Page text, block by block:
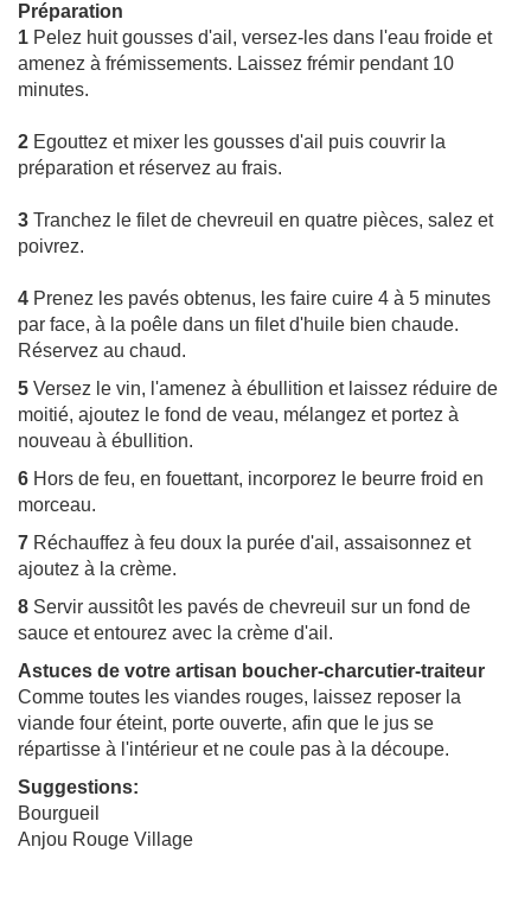
Préparation
1 Pelez huit gousses d'ail, versez-les dans l'eau froide et
amenez à frémissements. Laissez frémir pendant 10
minutes.
2 Egouttez et mixer les gousses d'ail puis couvrir la
préparation et réservez au frais.
3 Tranchez le filet de chevreuil en quatre pièces, salez et
poivrez.
4 Prenez les pavés obtenus, les faire cuire 4 à 5 minutes
par face, à la poêle dans un filet d'huile bien chaude.
Réservez au chaud.
5 Versez le vin, l'amenez à ébullition et laissez réduire de
moitié, ajoutez le fond de veau, mélangez et portez à
nouveau à ébullition.
6 Hors de feu, en fouettant, incorporez le beurre froid en
morceau.
7 Réchauffez à feu doux la purée d'ail, assaisonnez et
ajoutez à la crème.
8 Servir aussitôt les pavés de chevreuil sur un fond de
sauce et entourez avec la crème d'ail.
Astuces de votre artisan boucher-charcutier-traiteur
Comme toutes les viandes rouges, laissez reposer la
viande four éteint, porte ouverte, afin que le jus se
répartisse à l'intérieur et ne coule pas à la découpe.
Suggestions:
Bourgueil
Anjou Rouge Village